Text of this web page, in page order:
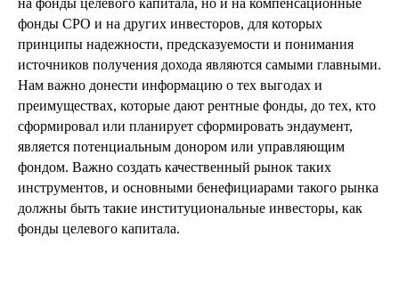
на фонды целевого капитала, но и на компенсационные
фонды СРО и на других инвесторов, для которых
принципы надежности, предсказуемости и понимания
источников получения дохода являются самыми главными.
Нам важно донести информацию о тех выгодах и
преимуществах, которые дают рентные фонды, до тех, кто
сформировал или планирует сформировать эндаумент,
является потенциальным донором или управляющим
фондом. Важно создать качественный рынок таких
инструментов, и основными бенефициарами такого рынка
должны быть такие институциональные инвесторы, как
фонды целевого капитала.